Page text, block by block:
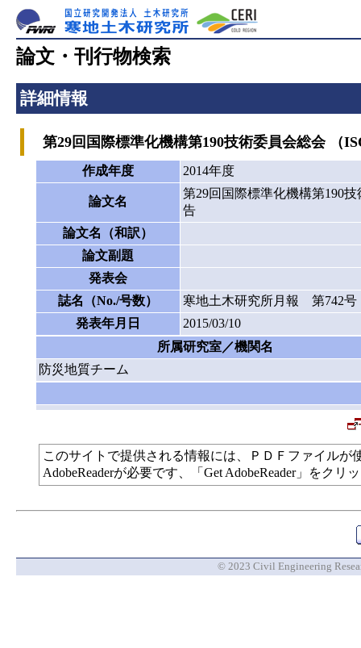
論文・刊行物検索
詳細情報
第29回国際標準化機構第190技術委員会総会 （
作成年度 2014年度
論文名
第29回国際標準化機構第190技
告
論文名（和訳）
論文副題
発表会
誌名（No./号数）
寒地土木研究所月報 第742号
発表年月日
2015/03/10
所属研究室／機関名
防災地質チーム
このサイトで提供される情報には、ＰＤＦファイル
AdobeReaderが必要です、「Get AdobeReader」をク
© 2023 Civil Engineering